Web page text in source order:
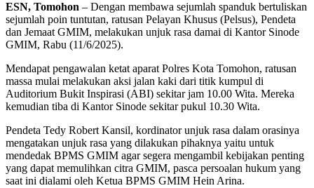
ESN, Tomohon – Dengan membawa sejumlah spanduk bertuliskan
sejumlah poin tuntutan, ratusan Pelayan Khusus (Pelsus), Pendeta
dan Jemaat GMIM, melakukan unjuk rasa damai di Kantor Sinode
GMIM, Rabu (11/6/2025).
Mendapat pengawalan ketat aparat Polres Kota Tomohon, ratusan
massa mulai melakukan aksi jalan kaki dari titik kumpul di
Auditorium Bukit Inspirasi (ABI) sekitar jam 10.00 Wita. Mereka
kemudian tiba di Kantor Sinode sekitar pukul 10.30 Wita.
Pendeta Tedy Robert Kansil, kordinator unjuk rasa dalam orasinya
mengatakan unjuk rasa yang dilakukan pihaknya yaitu untuk
mendedak BPMS GMIM agar segera mengambil kebijakan penting
yang dapat memulihkan citra GMIM, pasca persoalan hukum yang
saat ini dialami oleh Ketua BPMS GMIM Hein Arina.